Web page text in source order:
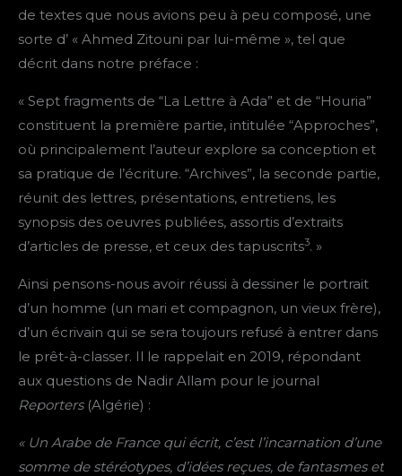
de textes que nous avions peu à peu composé, une
sorte d’ « Ahmed Zitouni par lui-même », tel que
décrit dans notre préface :
« Sept fragments de “La Lettre à Ada” et de “Houria”
constituent la première partie, intitulée “Approches”,
où principalement l’auteur explore sa conception et
sa pratique de l’écriture. “Archives”, la seconde partie,
réunit des lettres, présentations, entretiens, les
synopsis des oeuvres publiées, assortis d’extraits
d’articles de presse, et ceux des tapuscrits3. »
Ainsi pensons-nous avoir réussi à dessiner le portrait
d’un homme (un mari et compagnon, un vieux frère),
d’un écrivain qui se sera toujours refusé à entrer dans
le prêt-à-classer. Il le rappelait en 2019, répondant
aux questions de Nadir Allam pour le journal
Reporters (Algérie) :
« Un Arabe de France qui écrit, c’est l’incarnation d’une
somme de stéréotypes, d’idées reçues, de fantasmes et